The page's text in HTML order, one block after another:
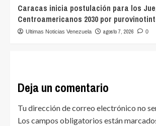
Caracas inicia postulación para los
Centroamericanos 2030 por
Ultimas Noticias Venezuela agosto 7, 2026 0
Deja un comentario
Tu dirección de correo electrónico no
Los campos obligatorios están